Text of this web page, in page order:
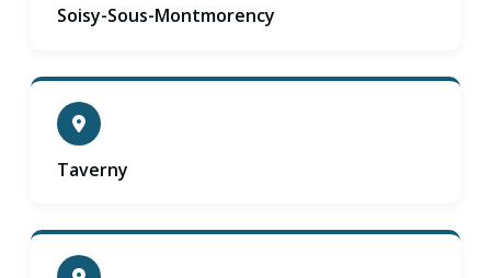
Soisy-Sous-Montmorency
Taverny